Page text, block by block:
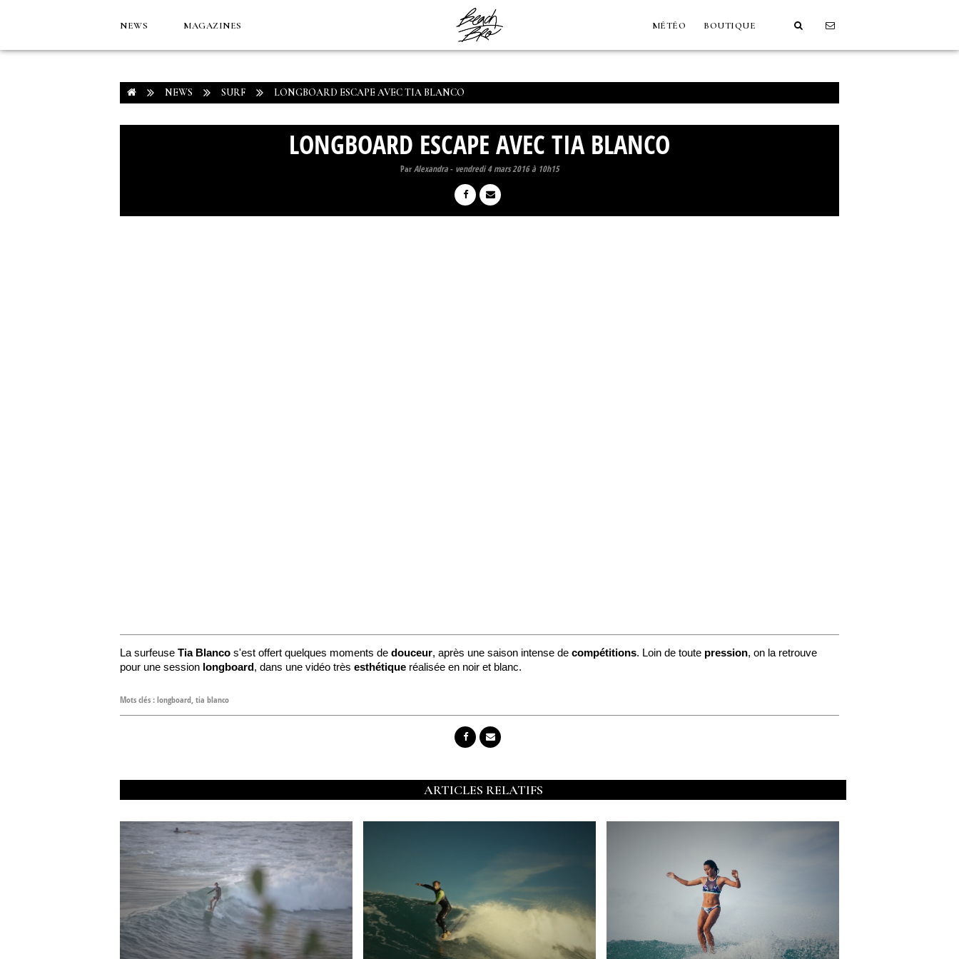
NEWS MAGAZINES MÉTÉO BOUTIQUE
NEWS SURF LONGBOARD ESCAPE AVEC TIA BLANCO
LONGBOARD ESCAPE AVEC TIA BLANCO
ParAlexandra- vendredi 4 mars 2016 à 10h15
La surfeuse Tia Blanco s'est offert quelques moments de douceur, après une saison intense de compétitions. Loin de toute pression, on la retrouve
pour une session longboard, dans une vidéo très esthétique réalisée en noir et blanc.
Mots clés :longboard,tia blanco
ARTICLES RELATIFS